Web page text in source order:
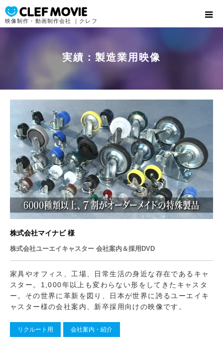
映像制作・動画制作会社 ｜クレフ
実績：製造業用映像
株式会社マイナビ 様
株式会社ユーエイキャスター 会社案内＆採用DVD
家具やオフィス、工場、日常生活の身近な存在であるキャ
スター。1,000年以上も変わらない形をしてきたキャスタ
ー。その世界に革新を図り、日本が世界に誇るユーエイキ
ャスター様の会社案内、新卒採用向けの映像です。
リクルート用 会社案内・紹介